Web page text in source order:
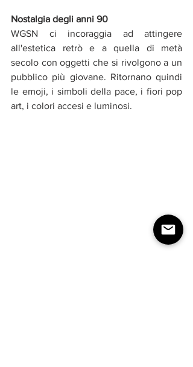
Nostalgia degli anni 90
WGSN ci incoraggia ad attingere
all'estetica retrò e a quella di metà
secolo con oggetti che si rivolgono a un
pubblico più giovane. Ritornano quindi
le emoji, i simboli della pace, i fiori pop
art, i colori accesi e luminosi.